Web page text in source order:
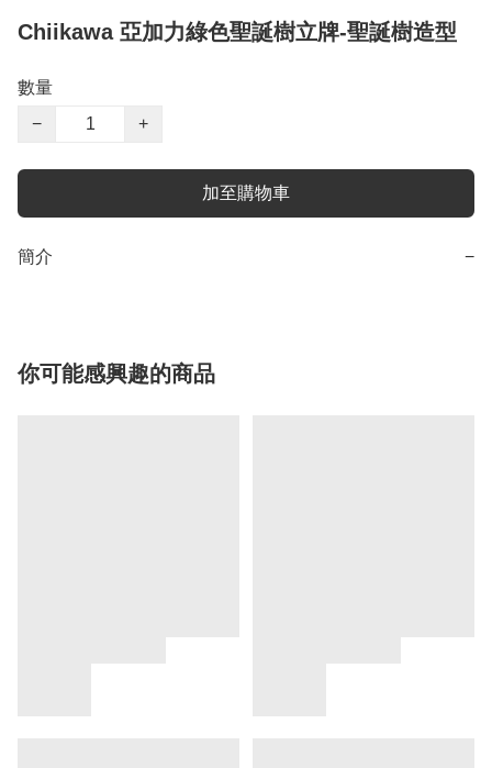
Chiikawa 亞加力綠色聖誕樹立牌-聖誕樹造型
數量
−
+
加至購物車
簡介 −
你可能感興趣的商品